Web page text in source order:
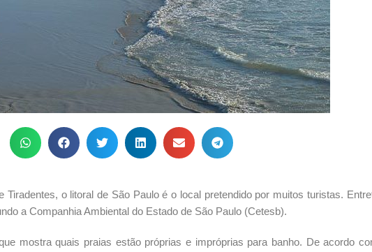
Tiradentes, o litoral de São Paulo é o local pretendido por muitos turistas.
a Companhia Ambiental do Estado de São Paulo (Cetesb).
mostra quais praias estão próprias e impróprias para banho. De acordo